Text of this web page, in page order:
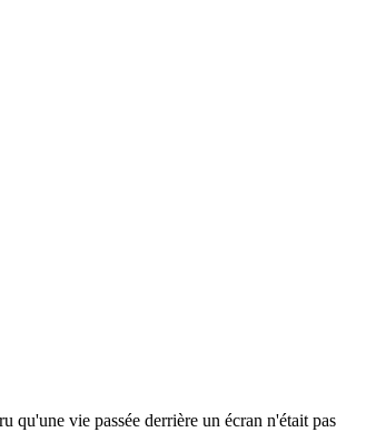
qu'une vie passée derrière un écran n'était pas